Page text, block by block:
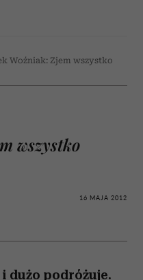
Woźniak: Zjem wszystko
wszystko
16 MAJA 2012
dużo podróżuje.